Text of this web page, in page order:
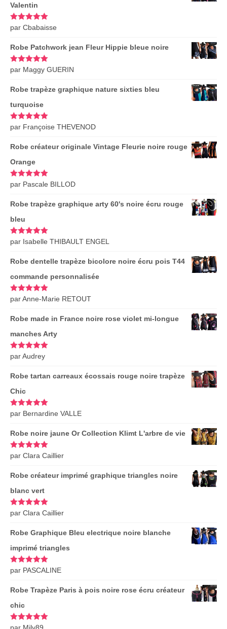
Valentin
Note5sur
5
par Cbabaisse
Robe Patchwork jean Fleur Hippie bleue noire
Note5sur
5
par Maggy GUERIN
Robe trapèze graphique nature sixties bleu
turquoise
Note5sur
5
par Françoise THEVENOD
Robe créateur originale Vintage Fleurie noire rouge
Orange
Note5sur
5
par Pascale BILLOD
Robe trapèze graphique arty 60's noire écru rouge
bleu
Note5sur
5
par Isabelle THIBAULT ENGEL
Robe dentelle trapèze bicolore noire écru pois T44
commande personnalisée
Note5sur
5
par Anne-Marie RETOUT
Robe made in France noire rose violet mi-longue
manches Arty
Note5sur
5
par Audrey
Robe tartan carreaux écossais rouge noire trapèze
Chic
Note5sur
5
par Bernardine VALLE
Robe noire jaune Or Collection Klimt L'arbre de vie
Note5sur
5
par Clara Caillier
Robe créateur imprimé graphique triangles noire
blanc vert
Note5sur
5
par Clara Caillier
Robe Graphique Bleu electrique noire blanche
imprimé triangles
Note5sur
5
par PASCALINE
Robe Trapèze Paris à pois noire rose écru créateur
chic
Note5sur
par Mily89